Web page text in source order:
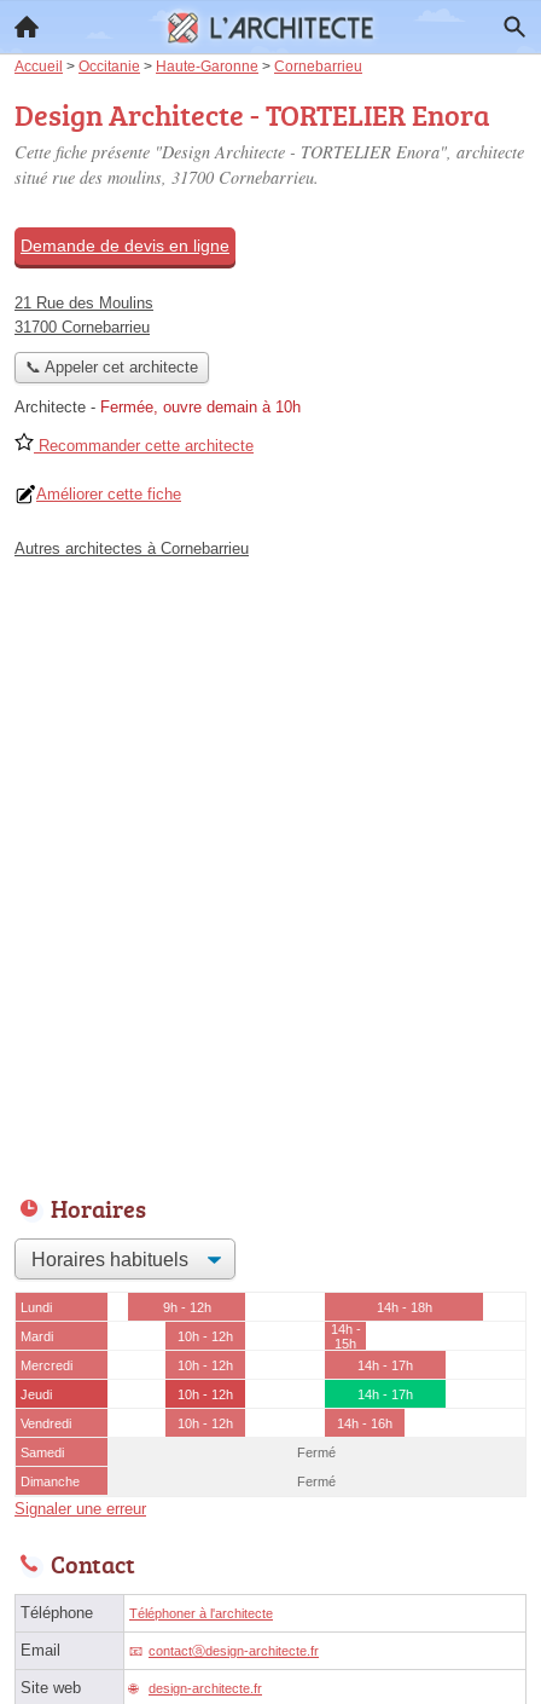
Accueil > Occitanie > Haute-Garonne > Cornebarrieu
Design Architecte - TORTELIER Enora
Cette fiche présente "Design Architecte - TORTELIER Enora", architecte
situé rue des moulins, 31700 Cornebarrieu.
Demande de devis en ligne
21 Rue des Moulins
31700 Cornebarrieu
📞 Appeler cet architecte
Architecte - Fermée, ouvre demain à 10h
Recommander cette architecte
Améliorer cette fiche
Autres architectes à Cornebarrieu
Horaires
Lundi 9h - 12h
14h - 18h
Mardi
10h - 12h
14h -
15h
Mercredi
10h - 12h
14h - 17h
Jeudi
10h - 12h
14h - 17h
Vendredi
10h - 12h
14h - 16h
Samedi
Fermé
Dimanche
Fermé
Signaler une erreur
Contact
Téléphone Téléphoner à l'architecte
Email contactⓐdesign-architecte.fr
Site web design-architecte.fr